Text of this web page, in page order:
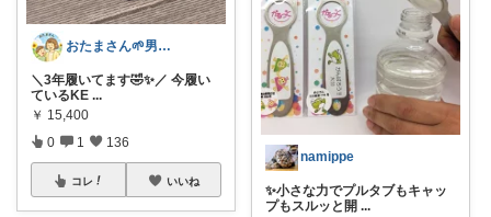
おたまさん🌱男の子ママ
＼3年履いてます🤣✨／ 今履い
ているKE ...
￥ 15,400
0 1 136
コレ いいね
namippe
✨小さな力でプルタブもキャッ
プもスルッと開 ...